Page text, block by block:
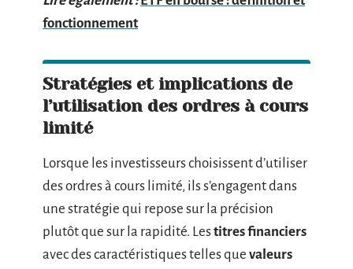
fonctionnement
Stratégies et implications de
l’utilisation des ordres à cours
limité
Lorsque les investisseurs choisissent d’utiliser
des ordres à cours limité, ils s’engagent dans
une stratégie qui repose sur la précision
plutôt que sur la rapidité. Lestitres financiers
avec des caractéristiques telles que valeurs